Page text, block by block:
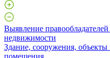
Выявление
недвижимости
​Здание, сооружения, объекты
помещения.